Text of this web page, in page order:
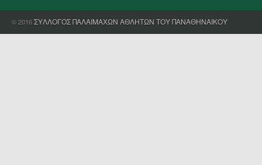
© 2016ΣΥΛΛΟΓΟΣ ΠΑΛΑΙΜΑΧΩΝ ΑΘΛΗΤΩΝ ΤΟΥ ΠΑΝΑΘΗΝΑΙΚΟΥ